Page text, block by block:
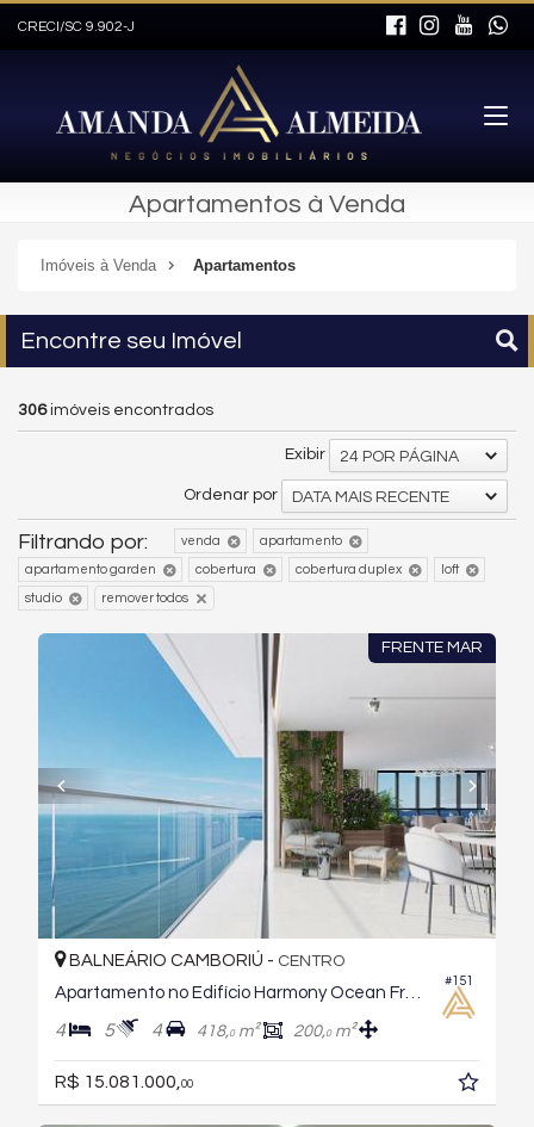
CRECI/SC 9.902-J
Apartamentos à Venda
Imóveis à Venda Apartamentos
Encontre seu Imóvel
306imóveis encontrados
Exibir 24 POR PÁGINA
Ordenar por DATA MAIS RECENTE
Filtrando por: venda apartamento
apartamento garden cobertura cobertura duplex loft
studio remover todos
FRENTE MAR
#151
BALNEÁRIO CAMBORIÚ - CENTRO
Apartamento no Edifício Harmony Ocean Front
4 5 4 418,0m² 200,0m²
R$ 15.081.000, 00